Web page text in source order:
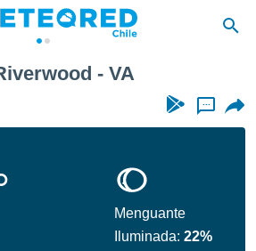
- VA
...
Menguante
Iluminada:22%